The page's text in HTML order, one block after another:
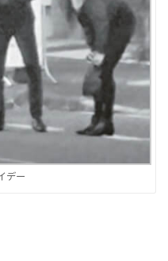
デー